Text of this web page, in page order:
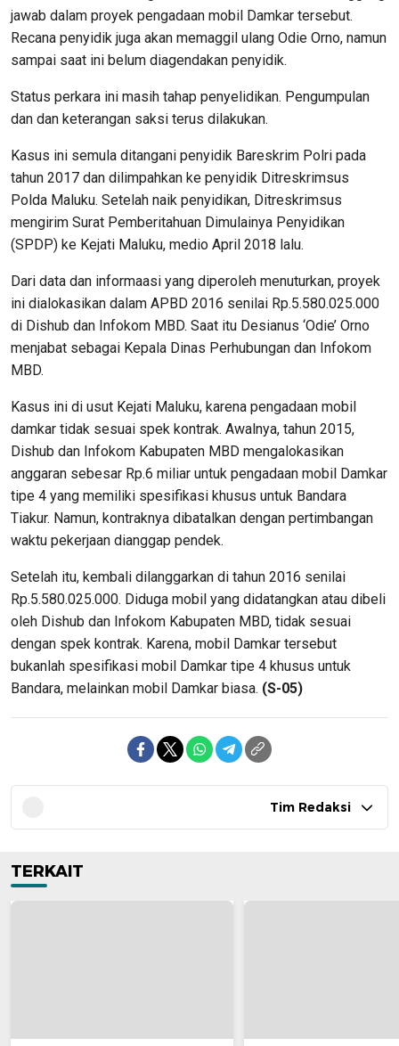
jawab dalam proyek pengadaan mobil Damkar tersebut.
Recana penyidik juga akan memaggil ulang Odie Orno, namun
sampai saat ini belum diagendakan penyidik.
Status perkara ini masih tahap penyelidikan. Pengumpulan
dan dan keterangan saksi terus dilakukan.
Kasus ini semula ditangani penyidik Bareskrim Polri pada
tahun 2017 dan dilimpahkan ke penyidik Ditreskrimsus
Polda Maluku. Setelah naik penyidikan, Ditreskrimsus
mengirim Surat Pemberitahuan Dimulainya Penyidikan
(SPDP) ke Kejati Maluku, medio April 2018 lalu.
Dari data dan informaasi yang diperoleh menuturkan, proyek
ini dialokasikan dalam APBD 2016 senilai Rp.5.580.025.000
di Dishub dan Infokom MBD. Saat itu Desianus ‘Odie’ Orno
menjabat sebagai Kepala Dinas Perhubungan dan Infokom
MBD.
Kasus ini di usut Kejati Maluku, karena pengadaan mobil
damkar tidak sesuai spek kontrak. Awalnya, tahun 2015,
Dishub dan Infokom Kabupaten MBD mengalokasikan
anggaran sebesar Rp.6 miliar untuk pengadaan mobil Damkar
tipe 4 yang memiliki spesifikasi khusus untuk Bandara
Tiakur. Namun, kontraknya dibatalkan dengan pertimbangan
waktu pekerjaan dianggap pendek.
Setelah itu, kembali dilanggarkan di tahun 2016 senilai
Rp.5.580.025.000. Diduga mobil yang didatangkan atau dibeli
oleh Dishub dan Infokom Kabupaten MBD, tidak sesuai
dengan spek kontrak. Karena, mobil Damkar tersebut
bukanlah spesifikasi mobil Damkar tipe 4 khusus untuk
Bandara, melainkan mobil Damkar biasa. (S-05)
Tim Redaksi
TERKAIT